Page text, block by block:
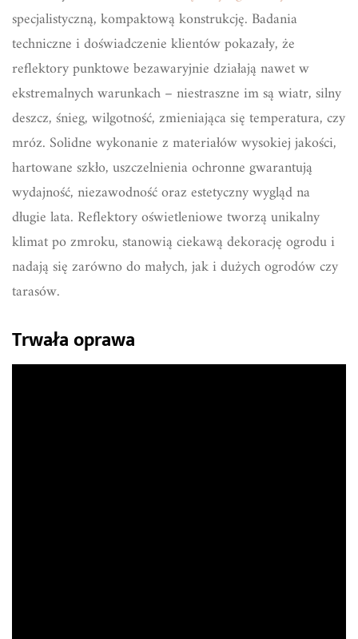
specjalistyczną, kompaktową konstrukcję. Badania
techniczne i doświadczenie klientów pokazały, że
reflektory punktowe bezawaryjnie działają nawet w
ekstremalnych warunkach – niestraszne im są wiatr, silny
deszcz, śnieg, wilgotność, zmieniająca się temperatura, czy
mróz. Solidne wykonanie z materiałów wysokiej jakości,
hartowane szkło, uszczelnienia ochronne gwarantują
wydajność, niezawodność oraz estetyczny wygląd na
długie lata. Reflektory oświetleniowe tworzą unikalny
klimat po zmroku, stanowią ciekawą dekorację ogrodu i
nadają się zarówno do małych, jak i dużych ogrodów czy
tarasów.
Trwała oprawa